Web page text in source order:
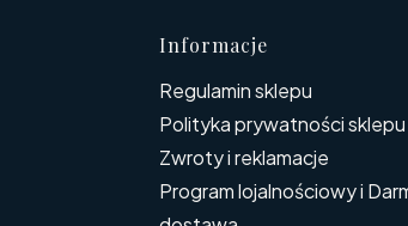
Informacje
Regulamin sklepu
Polityka prywatności sklepu
Zwroty i reklamacje
Program lojalnościowy i